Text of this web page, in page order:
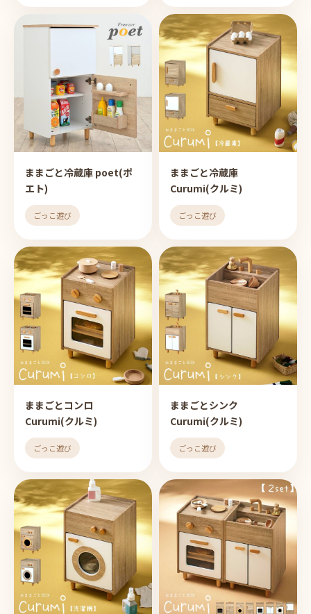
ままごと冷蔵庫 poet(ポ
エト)
ごっこ遊び
ままごと冷蔵庫
Curumi(クルミ)
ごっこ遊び
ままごとコンロ
Curumi(クルミ)
ごっこ遊び
ままごとシンク
Curumi(クルミ)
ごっこ遊び